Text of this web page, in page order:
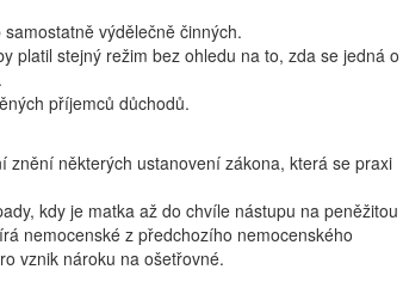
výdělečně činných.
platil stejný režim bez ohledu na to, zda se jedná o
příjemců důchodů.
některých ustanovení zákona, která se praxi
kdy je matka až do chvíle nástupu na peněžitou
nemocenské z předchozího nemocenského
vznik nároku na ošetřovné.